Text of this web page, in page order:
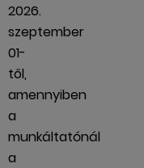
2026.
szeptember
01-
től,
amennyiben
a
munkáltatónál
a